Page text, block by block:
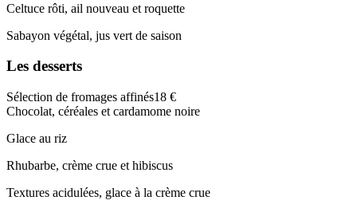
Celtuce rôti, ail nouveau et roquette
Sabayon végétal, jus vert de saison
Les desserts
Sélection de fromages affinés18 €
Chocolat, céréales et cardamome noire
Glace au riz
Rhubarbe, crème crue et hibiscus
Textures acidulées, glace à la crème crue